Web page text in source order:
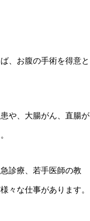
、お腹の手術を得意と
や、大腸がん、直腸が
診療、若手医師の教
々な仕事があります。